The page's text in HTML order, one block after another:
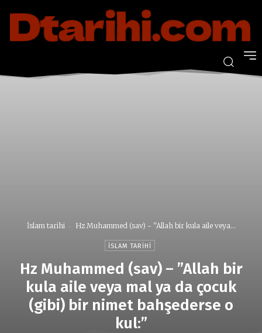
İslam tarihi Hz Muhammed (sav) - ''Allah bir kula aile veya...
İSLAM TARIHI
Hz Muhammed (sav) – ”Allah bir
kula aile veya mal ya da çocuk
(gibi) bir nimet bahşederse o
kul:”